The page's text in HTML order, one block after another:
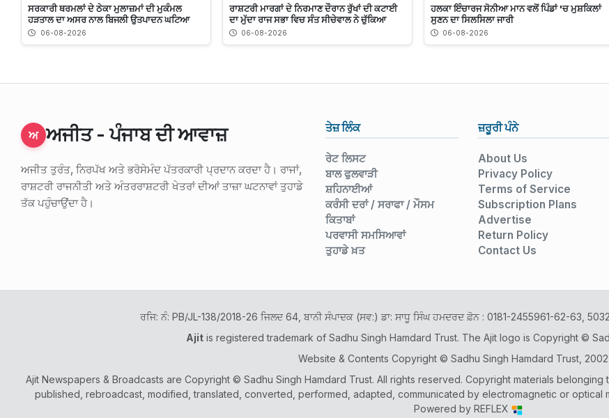
ਸਰਕਾਰੀ ਥਰਮਲਾਂ ਦੇ ਠੇਕਾ ਮੁਲਾਜ਼ਮਾਂ ਦੀ ਮੁਕੰਮਲ
ਹੜਤਾਲ ਦਾ ਅਸਰ ਨਾਲ ਬਿਜਲੀ ਉਤਪਾਦਨ ਘਟਿਆ
06-08-2026
ਰਾਸ਼ਟਰੀ ਮਾਰਗਾਂ ਦੇ ਨਿਰਮਾਣ ਦੌਰਾਨ ਰੁੱਖਾਂ ਦੀ ਕਟਾਈ
ਦਾ ਮੁੱਦਾ ਰਾਜ ਸਭਾ ਵਿਚ ਸੰਤ ਸੀਚੇਵਾਲ ਨੇ ਚੁੱਕਿਆ
06-08-2026
ਹਲਕਾ ਇੰਚਾਰਜ ਸੋਨੀਆ ਮਾਨ ਵਲੋਂ ਪਿੰਡਾਂ 'ਚ ਮੁਸ਼ਕਿਲਾਂ
ਸੁਣਨ ਦਾ ਸਿਲਸਿਲਾ ਜਾਰੀ
06-08-2026
ਅ ਅਜੀਤ - ਪੰਜਾਬ ਦੀ ਆਵਾਜ਼
ਅਜੀਤ ਤੁਰੰਤ, ਨਿਰਪੱਖ ਅਤੇ ਭਰੋਸੇਮੰਦ ਪੱਤਰਕਾਰੀ ਪ੍ਰਦਾਨ ਕਰਦਾ ਹੈ। ਰਾਜਾਂ,
ਰਾਸ਼ਟਰੀ ਰਾਜਨੀਤੀ ਅਤੇ ਅੰਤਰਰਾਸ਼ਟਰੀ ਖੇਤਰਾਂ ਦੀਆਂ ਤਾਜ਼ਾ ਘਟਨਾਵਾਂ ਤੁਹਾਡੇ
ਤੱਕ ਪਹੁੰਚਾਉਂਦਾ ਹੈ।
ਤੇਜ਼ ਲਿੰਕ
ਰੇਟ ਲਿਸਟ
ਬਾਲ ਫੁਲਵਾੜੀ
ਸ਼ਹਿਨਾਈਆਂ
ਕਰੰਸੀ ਦਰਾਂ / ਸਰਾਫਾ / ਮੌਸਮ
ਕਿਤਾਬਾਂ
ਪਰਵਾਸੀ ਸਮਸਿਆਵਾਂ
ਤੁਹਾਡੇ ਖ਼ਤ
ਜ਼ਰੂਰੀ ਪੰਨੇ
About Us
Privacy Policy
Terms of Service
Subscription Plans
Advertise
Return Policy
Contact Us
ਰਜਿ: ਨੰ: PB/JL-138/2018-26 ਜਿਲਦ 64, ਬਾਨੀ ਸੰਪਾਦਕ (ਸਵ:) ਡਾ: ਸਾਧੂ ਸਿੰਘ ਹਮਦਰਦ ਫ਼ੋਨ : 0181-2455961-62-63,
Ajit is registered trademark of Sadhu Singh Hamdard Trust. The Ajit logo is Copyright ©
Website & Contents Copyright © Sadhu Singh Hamdard Trust,
Ajit Newspapers & Broadcasts are Copyright © Sadhu Singh Hamdard Trust. All rights reserved. Copyright materials
published, rebroadcast, modified, translated, converted, performed, adapted, communicated by electromagnetic or optical
Powered by REFLEX